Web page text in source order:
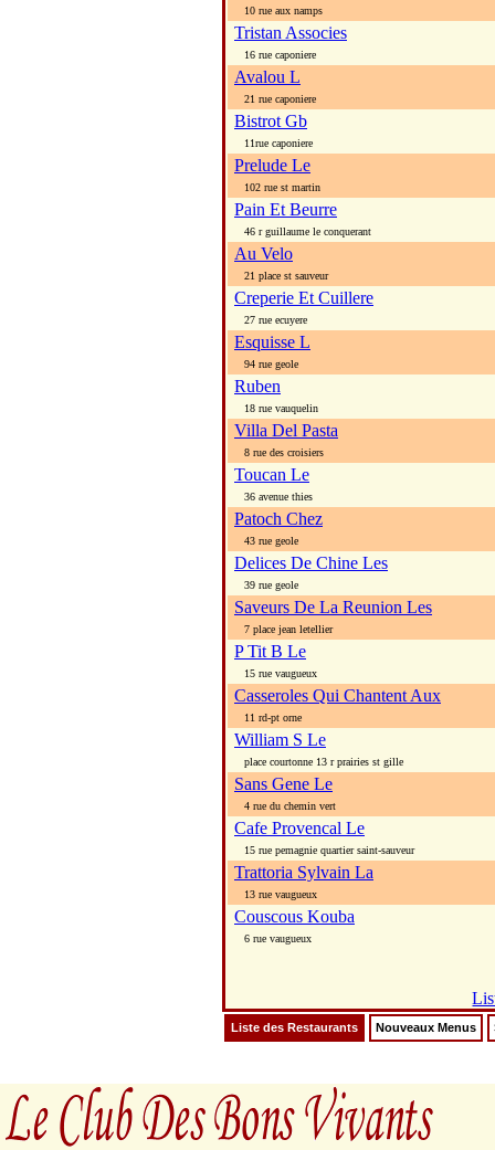
10 rue aux namps
Tristan Associes
16 rue caponiere
Avalou L
21 rue caponiere
Bistrot Gb
11rue caponiere
Prelude Le
102 rue st martin
Pain Et Beurre
46 r guillaume le conquerant
Au Velo
21 place st sauveur
Creperie Et Cuillere
27 rue ecuyere
Esquisse L
94 rue geole
Ruben
18 rue vauquelin
Villa Del Pasta
8 rue des croisiers
Toucan Le
36 avenue thies
Patoch Chez
43 rue geole
Delices De Chine Les
39 rue geole
Saveurs De La Reunion Les
7 place jean letellier
P Tit B Le
15 rue vaugueux
Casseroles Qui Chantent Aux
11 rd-pt orne
William S Le
place courtonne 13 r prairies st gille
Sans Gene Le
4 rue du chemin vert
Cafe Provencal Le
15 rue pemagnie quartier saint-sauveur
Trattoria Sylvain La
13 rue vaugueux
Couscous Kouba
6 rue vaugueux
Liste des Restaurants Nouveaux Menus